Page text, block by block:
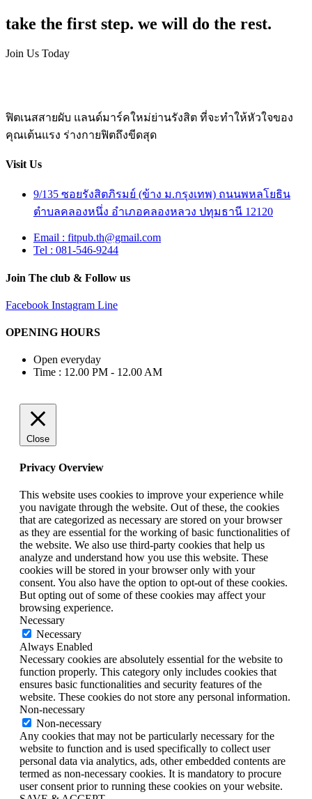
take the first step. we will do the rest.
Join Us Today
ฟิตเนสสายผับ แลนด์มาร์คใหม่ย่านรังสิต ที่จะทำให้หัวใจของ
คุณเต้นแรง ร่างกายฟิตถึงขีดสุด
Visit Us
9/135 ซอยรังสิตภิรมย์ (ข้าง ม.กรุงเทพ) ถนนพหลโยธิน
ตำบลคลองหนึ่ง อำเภอคลองหลวง ปทุมธานี 12120
Email : fitpub.th@gmail.com
Tel : 081-546-9244
Join The club & Follow us
Facebook Instagram Line
OPENING HOURS
Open everyday
Time : 12.00 PM - 12.00 AM
Close
Privacy Overview
This website uses cookies to improve your experience while
you navigate through the website. Out of these, the cookies
that are categorized as necessary are stored on your browser
as they are essential for the working of basic functionalities of
the website. We also use third-party cookies that help us
analyze and understand how you use this website. These
cookies will be stored in your browser only with your
consent. You also have the option to opt-out of these cookies.
But opting out of some of these cookies may affect your
browsing experience.
Necessary
Necessary
Always Enabled
Necessary cookies are absolutely essential for the website to
function properly. This category only includes cookies that
ensures basic functionalities and security features of the
website. These cookies do not store any personal information.
Non-necessary
Non-necessary
Any cookies that may not be particularly necessary for the
website to function and is used specifically to collect user
personal data via analytics, ads, other embedded contents are
termed as non-necessary cookies. It is mandatory to procure
user consent prior to running these cookies on your website.